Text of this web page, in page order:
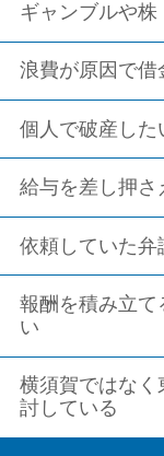
ギャンブルや
浪費が原因で借
個人で破産し
給与を差し押さ
依頼していた弁
報酬を積み立て
い
横須賀ではなく
討している